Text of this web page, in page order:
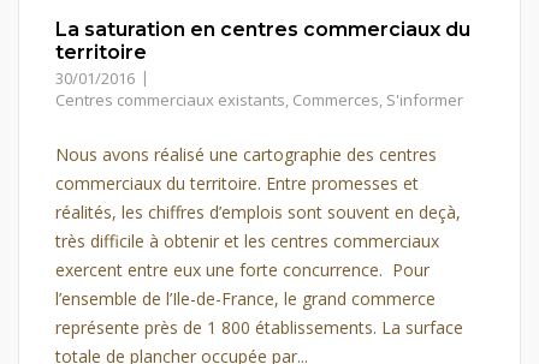
La saturation en centres commerciaux du
territoire
30/01/2016
Centres commerciaux existants, Commerces, S'informer
Nous avons réalisé une cartographie des centres
commerciaux du territoire. Entre promesses et
réalités, les chiffres d’emplois sont souvent en deçà,
très difficile à obtenir et les centres commerciaux
exercent entre eux une forte concurrence. Pour
l’ensemble de l’Ile-de-France, le grand commerce
représente près de 1 800 établissements. La surface
totale de plancher occupée par...